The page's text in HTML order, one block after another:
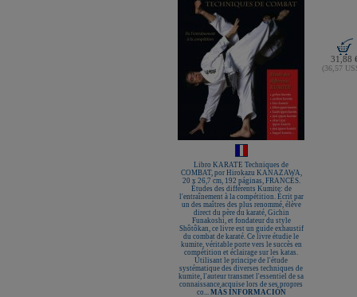
31,88
(36,57
Libro KARATE Techniques de
COMBAT, por Hirokazu KANAZAWA,
20 x 26,7 cm, 192 páginas, FRANCÉS.
Études des différents Kumite: de
l'entraînement à la compétition. Écrit par
un des maîtres des plus renommé, élève
direct du père du karaté, Gichin
Funakoshi, et fondateur du style
Shôtôkan, ce livre est un guide exhaustif
du combat de karaté. Ce livre étudie le
kumite, véritable porte vers le succès en
compétition et éclairage sur les katas.
Utilisant le principe de l'étude
systématique des diverses techniques de
kumite, l'auteur transmet l'essentiel de sa
connaissance acquise lors de ses propres
co... MÁS INFORMACIÓN